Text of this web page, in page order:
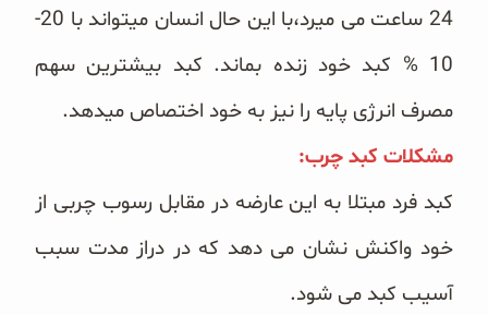
24 ساعت می میرد،با این حال انسان میتواند با 20-
10 % کبد خود زنده بماند. کبد بیشترین سهم
مصرف انرژی پایه را نیز به خود اختصاص میدهد.
مشکلات کبد چرب:
کبد فرد مبتلا به این عارضه در مقابل رسوب چربی از
خود واکنش نشان می دهد که در دراز مدت سبب
آسیب کبد می شود.